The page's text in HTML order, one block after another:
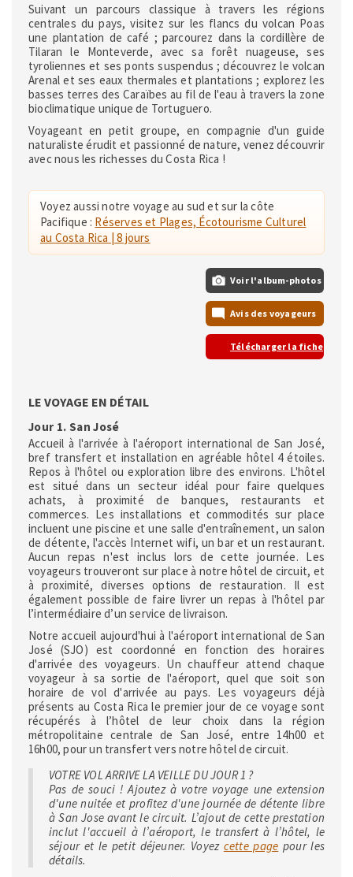
Suivant un parcours classique à travers les régions
centrales du pays, visitez sur les flancs du volcan Poas
une plantation de café ; parcourez dans la cordillère de
Tilaran le Monteverde, avec sa forêt nuageuse, ses
tyroliennes et ses ponts suspendus ; découvrez le volcan
Arenal et ses eaux thermales et plantations ; explorez les
basses terres des Caraïbes au fil de l'eau à travers la zone
bioclimatique unique de Tortuguero.
Voyageant en petit groupe, en compagnie d'un guide
naturaliste érudit et passionné de nature, venez découvrir
avec nous les richesses du Costa Rica !
Voyez aussi notre voyage au sud et sur la côte
Pacifique : Réserves et Plages, Écotourisme Culturel
au Costa Rica | 8 jours
Voir l'album-photos
Avis des voyageurs
Télécharger la fiche
LE VOYAGE EN DÉTAIL
Jour 1. San José
Accueil à l'arrivée à l'aéroport international de San José,
bref transfert et installation en agréable hôtel 4 étoiles.
Repos à l'hôtel ou exploration libre des environs. L'hôtel
est situé dans un secteur idéal pour faire quelques
achats, à proximité de banques, restaurants et
commerces. Les installations et commodités sur place
incluent une piscine et une salle d'entraînement, un salon
de détente, l'accès Internet wifi, un bar et un restaurant.
Aucun repas n'est inclus lors de cette journée. Les
voyageurs trouveront sur place à notre hôtel de circuit, et
à proximité, diverses options de restauration. Il est
également possible de faire livrer un repas à l'hôtel par
l’intermédiaire d’un service de livraison.
Notre accueil aujourd'hui à l'aéroport international de San
José (SJO) est coordonné en fonction des horaires
d'arrivée des voyageurs. Un chauffeur attend chaque
voyageur à sa sortie de l'aéroport, quel que soit son
horaire de vol d'arrivée au pays. Les voyageurs déjà
présents au Costa Rica le premier jour de ce voyage sont
récupérés à l’hôtel de leur choix dans la région
métropolitaine centrale de San José, entre 14h00 et
16h00, pour un transfert vers notre hôtel de circuit.
VOTRE VOL ARRIVE LA VEILLE DU JOUR 1 ?
Pas de souci ! Ajoutez à votre voyage une extension
d'une nuitée et profitez d'une journée de détente libre
à San Jose avant le circuit. L’ajout de cette prestation
inclut l'accueil à l’aéroport, le transfert à l’hôtel, le
séjour et le petit déjeuner. Voyez cette page pour les
détails.